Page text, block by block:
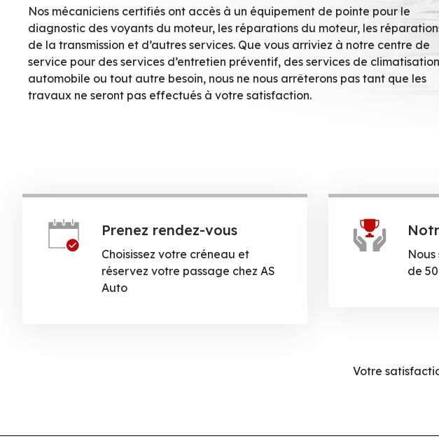
Nos mécaniciens certifiés ont accès à un équipement de pointe pour le
diagnostic des voyants du moteur, les réparations du moteur, les
de la transmission et d’autres services. Que vous arriviez à notre centre de
service pour des services d’entretien préventif, des services de climatisation
automobile ou tout autre besoin, nous ne nous arrêterons pas tant que les
travaux ne seront pas effectués à votre satisfaction.
Prenez rendez-vous
Choisissez votre créneau et
réservez votre passage chez AS
Auto
Nous
de
Votre